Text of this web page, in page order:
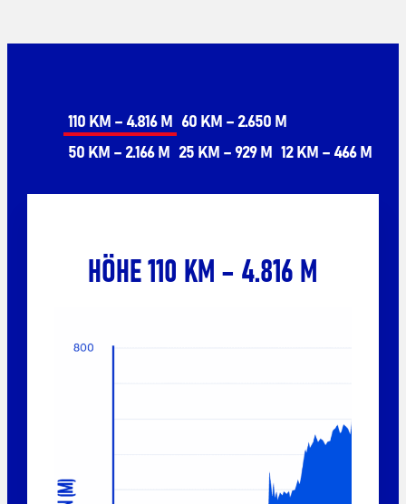
110 KM – 4.816 M 60 KM – 2.650 M
50 KM – 2.166 M 25 KM – 929 M 12 KM – 466 M
HÖHE 110 KM – 4.816 M